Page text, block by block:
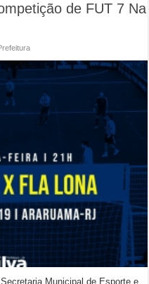
de FUT 7 Na
Municipal de Esporte e